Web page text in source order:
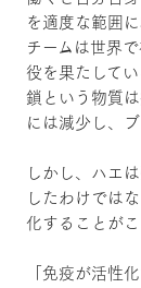
を適度な範囲
チームは世界
役を果たして
鎖という物質
には減少し、
しかし、ハエ
したわけでは
化することが
「免疫が活性